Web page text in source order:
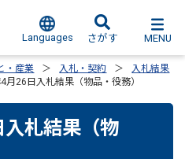
Languages さがす MENU
・産業 入札・契約
入札結果
月26日入札結果（物品・役務）
札結果（物